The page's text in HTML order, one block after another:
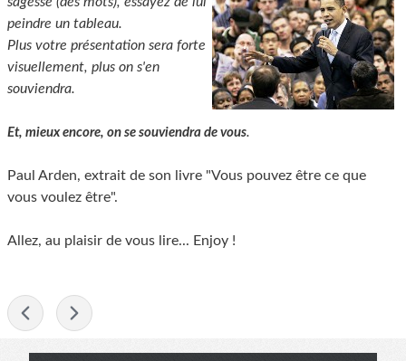
peindre un tableau.
Plus votre présentation sera forte
visuellement, plus on s'en
souviendra.
Et, mieux encore, on se souviendra de vous.
Paul Arden, extrait de son livre "Vous pouvez être ce que
vous voulez être".
Allez, au plaisir de vous lire... Enjoy !